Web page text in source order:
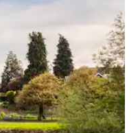
ose duke lëvizur ekranin.